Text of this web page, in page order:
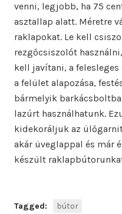
venni, legjobb, ha 75
asztallap alatt. Méretre
raklapokat. Le kell
rezgőcsiszolót
kell javítani, a
a felület alapozása,
bármelyik
lazúrt használhatunk.
kidekoráljuk az
akár üveglappal és már
készült
Tagged: bútor